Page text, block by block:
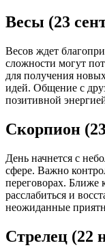
Весы (23
Весов ждет
сложности могут
для получения
идей. Общение с
позитивной
Скорпион
День начнется с
сфере. Важно
переговорах. Ближе
расслабиться и
неожиданные
Стрелец (22